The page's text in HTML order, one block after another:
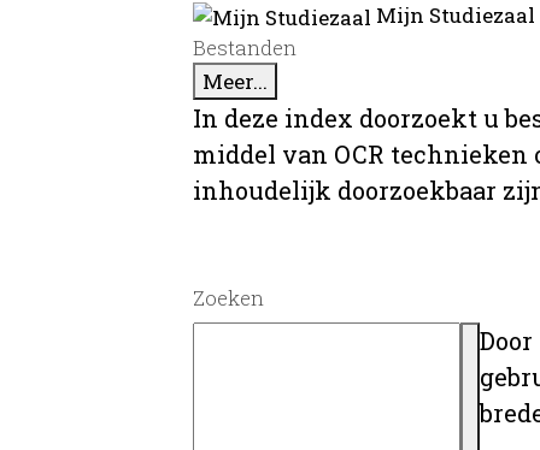
Mijn
Bestanden
Meer...
In deze index doorzoekt u
middel van OCR
inhoudelijk doorzoekbaar
Zoeken